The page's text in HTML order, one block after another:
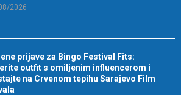
2026
prijave za Bingo Festival Fits:
outfit s omiljenim influencerom i
na Crvenom tepihu Sarajevo Film